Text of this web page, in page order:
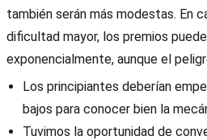
también serán más modestas. En
dificultad mayor, los premios
exponencialmente, aunque el
Los principiantes deberían
bajos para conocer bien la
Tuvimos la oportunidad de